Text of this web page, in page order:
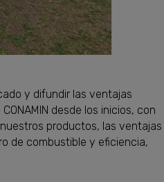
y difundir las ventajas
desde los inicios, con
productos, las ventajas
de combustible y eficiencia,